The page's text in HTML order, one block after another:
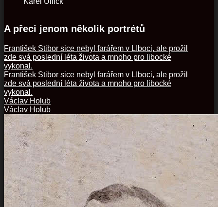
A přeci jenom několik portrétů
František Stibor sice nebyl farářem v LIboci, ale prožil
zde svá poslední léta života a mnoho pro libocké
vykonal.
František Stibor sice nebyl farářem v LIboci, ale prožil
zde svá poslední léta života a mnoho pro libocké
vykonal.
Václav Holub
Václav Holub